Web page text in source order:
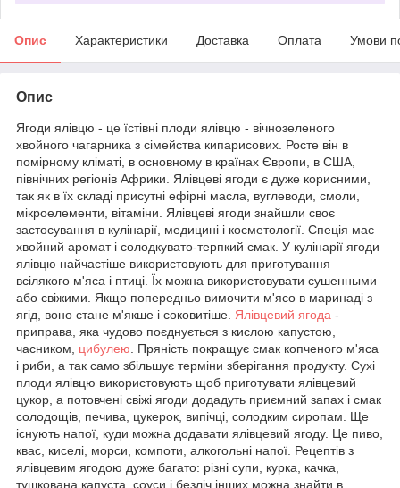
Опис Характеристики Доставка Оплата Умови
Опис
Ягоди ялівцю - це їстівні плоди ялівцю - вічнозеленого
хвойного чагарника з сімейства кипарисових. Росте він в
помірному кліматі, в основному в країнах Європи, в США,
північних регіонів Африки. Ялівцеві ягоди є дуже корисними,
так як в їх складі присутні ефірні масла, вуглеводи, смоли,
мікроелементи, вітаміни. Ялівцеві ягоди знайшли своє
застосування в кулінарії, медицині і косметології. Спеція має
хвойний аромат і солодкувато-терпкий смак. У кулінарії ягоди
ялівцю найчастіше використовують для приготування
всілякого м'яса і птиці. Їх можна використовувати сушенными
або свіжими. Якщо попередньо вимочити м'ясо в маринаді з
ягід, воно стане м'якше і соковитіше. Ялівцевий ягода -
приправа, яка чудово поєднується з кислою капустою,
часником, цибулею . Пряність покращує смак копченого м'яса
і риби, а так само збільшує терміни зберігання продукту. Сухі
плоди ялівцю використовують щоб приготувати ялівцевий
цукор, а потовчені свіжі ягоди додадуть приємний запах і смак
солодощів, печива, цукерок, випічці, солодким сиропам. Ще
існують напої, куди можна додавати ялівцевий ягоду. Це пиво,
квас, киселі, морси, компоти, алкогольні напої. Рецептів з
ялівцевим ягодою дуже багато: різні супи, курка, качка,
тушкована капуста, соуси і безліч інших можна знайти в